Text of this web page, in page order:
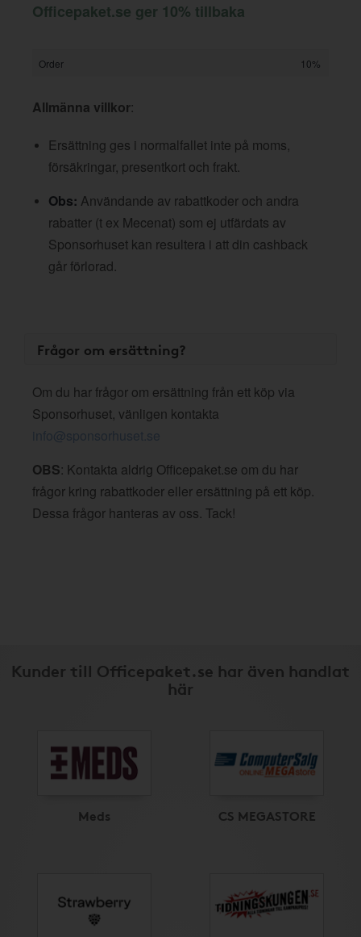
Officepaket.se ger 10% tillbaka
Order 10%
Allmänna villkor:
Ersättning ges i normalfallet inte på moms,
försäkringar, presentkort och frakt.
Obs: Användande av rabattkoder och andra
rabatter (t ex Mecenat) som ej utfärdats av
Sponsorhuset kan resultera i att din cashback
går förlorad.
Frågor om ersättning?
Om du har frågor om ersättning från ett köp via
Sponsorhuset, vänligen kontakta
info@sponsorhuset.se
OBS: Kontakta aldrig Officepaket.se om du har
frågor kring rabattkoder eller ersättning på ett köp.
Dessa frågor hanteras av oss. Tack!
Kunder till Officepaket.se har även handlat
här
Meds CS MEGASTORE